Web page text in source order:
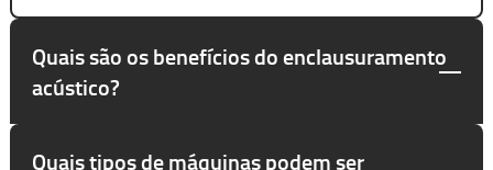
Quais são os benefícios do enclausuramento
acústico?
Quais tipos de máquinas podem ser